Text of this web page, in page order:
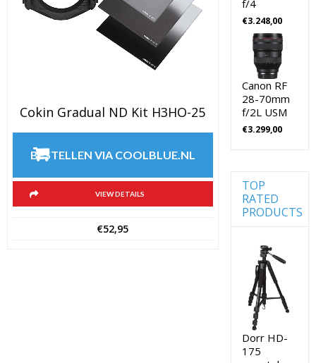
Cokin Gradual ND Kit H3HO-25
BESTELLEN VIA COOLBLUE.NL
VIEW DETAILS
€52,95
Statieven
Jupio
Accu's
Voor
Camera's
Kingston
Lowepro
Nikon
Cameralenzen
Frame
Nikon
Digitale
Camera's
Compact
Nikon
Digitale
Camera's
Video
Camera's
Digitale
camera
/
voor
CSC
camera's
(115)
Lenzen
f/4
€3.248,00
Canon RF
28-70mm
f/2L USM
€3.299,00
TOP
RATED
PRODUCTS
Dorr HD-
175